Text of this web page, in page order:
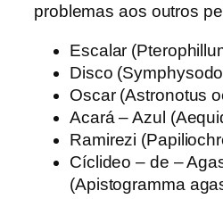
problemas aos outros
Escalar
Disco
Oscar (Astronotus
Acará – Azul
Ramirezi
Cíclideo – de –
(Apistogramma